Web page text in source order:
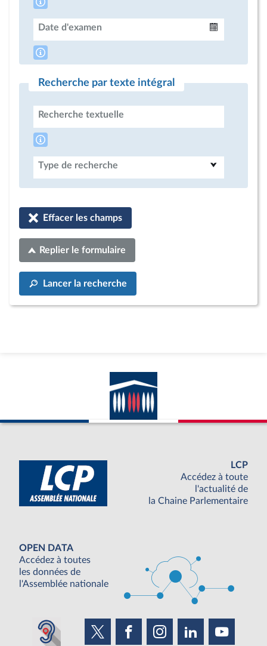
Date d'examen
Recherche par texte intégral
Recherche textuelle
Type de recherche
Effacer les champs
Replier le formulaire
Lancer la recherche
LCP
Accédez à toute
l'actualité de
la Chaine Parlementaire
OPEN DATA
Accédez à toutes
les données de
l'Assemblée nationale